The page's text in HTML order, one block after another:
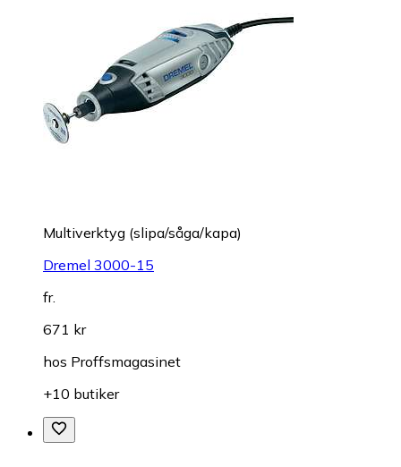
Multiverktyg (slipa/såga/kapa)
Dremel 3000-15
fr.
671 kr
hos Proffsmagasinet
+10 butiker